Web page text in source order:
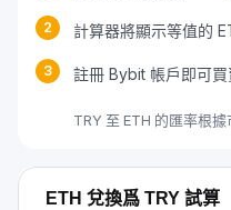
2 計算器將顯示等值的
3 註冊 Bybit 帳戶即可
TRY 至 ETH 的匯率根
ETH 兌換爲 TRY 試算